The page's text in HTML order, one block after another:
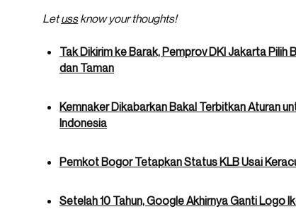
Letussknow your thoughts!
Tak Dikirim ke Barak, Pemprov DKI Jakarta Pilih
dan Taman
Kemnaker Dikabarkan Bakal Terbitkan Aturan
Indonesia
Pemkot Bogor Tetapkan Status KLB Usai
Setelah 10 Tahun, Google Akhirnya Ganti Logo